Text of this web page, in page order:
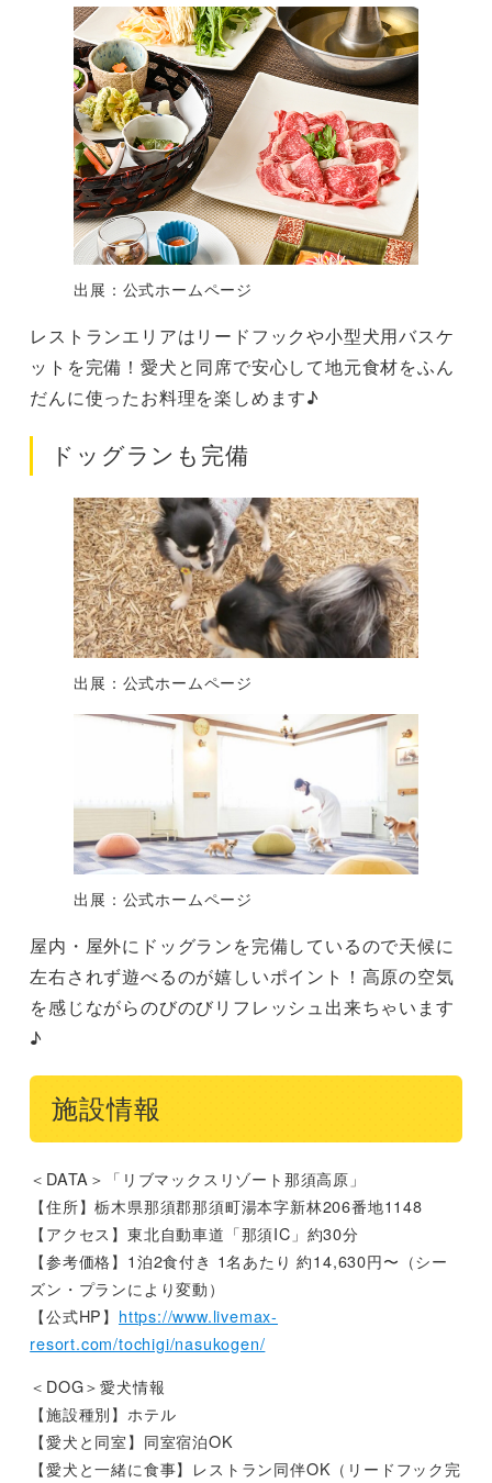
出展：公式ホームページ
レストランエリアはリードフックや小型犬用バスケ
ットを完備！愛犬と同席で安心して地元食材をふん
だんに使ったお料理を楽しめます♪
ドッグランも完備
出展：公式ホームページ
出展：公式ホームページ
屋内・屋外にドッグランを完備しているので天候に
左右されず遊べるのが嬉しいポイント！高原の空気
を感じながらのびのびリフレッシュ出来ちゃいます
♪
施設情報
＜DATA＞「リブマックスリゾート那須高原」
【住所】栃木県那須郡那須町湯本字新林206番地1148
【アクセス】東北自動車道「那須IC」約30分
【参考価格】1泊2食付き 1名あたり 約14,630円〜（シー
ズン・プランにより変動）
【公式HP】 https://www.livemax-
resort.com/tochigi/nasukogen/
＜DOG＞愛犬情報
【施設種別】ホテル
【愛犬と同室】同室宿泊OK
【愛犬と一緒に食事】レストラン同伴OK（リードフック完